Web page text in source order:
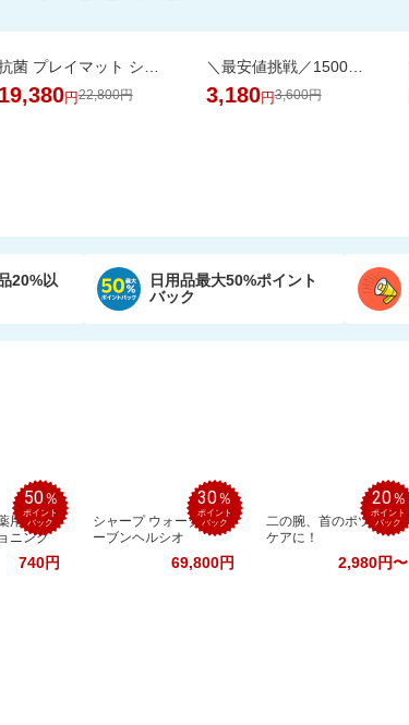
19,380円22,800円
＼最安値挑戦／1500万枚売れてる★ふかふかホテルバスタオル2枚セットが20周年SALE！
3,180円3,600円
20%以
日用品最大50%ポイント
バック
50％
ポイント
バック
用ハン
ニング
740円
30％
ポイント
バック
シャープ ウォーターオ
ーブンヘルシオ
69,800円
20％
ポイント
バック
二の腕、首のポツポツ
ケアに！
2,980円〜